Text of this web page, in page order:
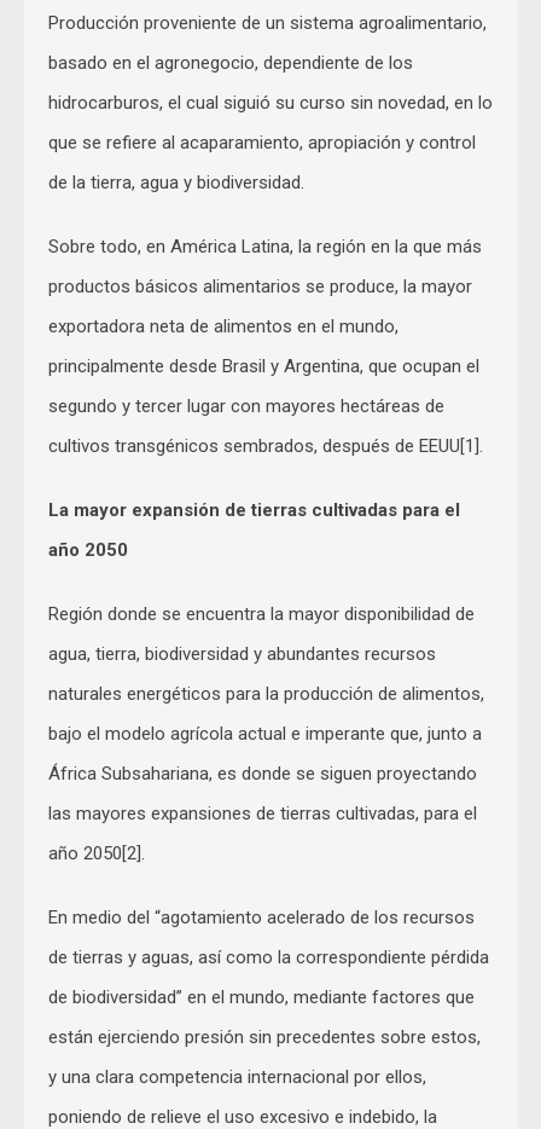
Producción proveniente de un sistema agroalimentario,
basado en el agronegocio, dependiente de los
hidrocarburos, el cual siguió su curso sin novedad, en lo
que se refiere al acaparamiento, apropiación y control
de la tierra, agua y biodiversidad.
Sobre todo, en América Latina, la región en la que más
productos básicos alimentarios se produce, la mayor
exportadora neta de alimentos en el mundo,
principalmente desde Brasil y Argentina, que ocupan el
segundo y tercer lugar con mayores hectáreas de
cultivos transgénicos sembrados, después de EEUU[1].
La mayor expansión de tierras cultivadas para el
año 2050
Región donde se encuentra la mayor disponibilidad de
agua, tierra, biodiversidad y abundantes recursos
naturales energéticos para la producción de alimentos,
bajo el modelo agrícola actual e imperante que, junto a
África Subsahariana, es donde se siguen proyectando
las mayores expansiones de tierras cultivadas, para el
año 2050[2].
En medio del “agotamiento acelerado de los recursos
de tierras y aguas, así como la correspondiente pérdida
de biodiversidad” en el mundo, mediante factores que
están ejerciendo presión sin precedentes sobre estos,
y una clara competencia internacional por ellos,
poniendo de relieve el uso excesivo e indebido, la